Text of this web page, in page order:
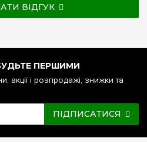
ВІДГУК
ПЕРШИМИ
акції і розпродажі, знижки та
ПІДПИСАТИСЯ